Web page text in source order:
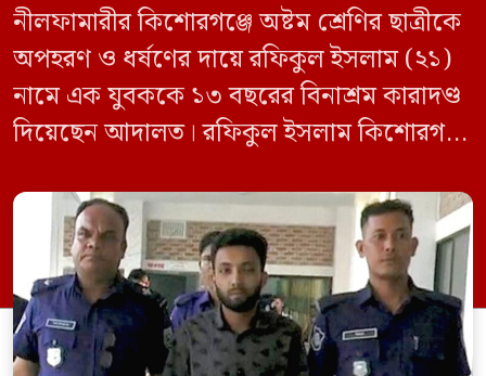
নীলফামারীর কিশোরগঞ্জে অষ্টম শ্রেণির ছাত্রীকে
অপহরণ ও ধর্ষণের দায়ে রফিকুল ইসলাম (২১)
নামে এক যুবককে ১৩ বছরের বিনাশ্রম কারাদণ্ড
দিয়েছেন আদালত। রফিকুল ইসলাম কিশোরগঞ্জ
বাসিন্দা।বুধবার (১৪ মে) বিকেল সাড়ে চারটার
দিকে আদালতে আসামির উপস্থিতিতে এ
দণ্ডাদেশ দেন নীলফামারী নারী ও শিশু নির্যাতন
দমন ট্রাইব্যুনাল-২ এর বিচারক জেলা ও দায়রা
জজ এ.বি. […]